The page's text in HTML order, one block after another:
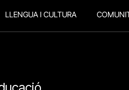
LLENGUA I CULTURA